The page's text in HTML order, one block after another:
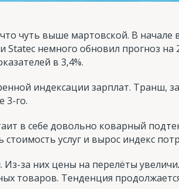
чуть выше мартовской. В начале
Statec немного обновил прогноз
в 3,4%.
индексации зарплат. Транш,
3-го.
в себе довольно коварный
услуг и вырос индекс
за них цены на перелёты
товаров. Тенденция